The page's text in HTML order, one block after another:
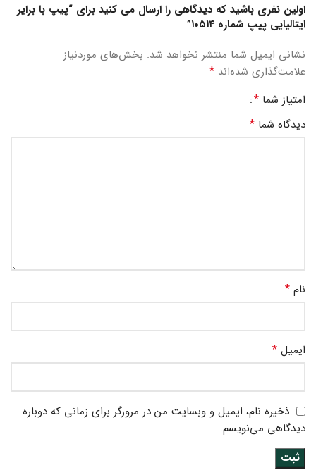
اولین نفری باشید که دیدگاهی را ارسال می کنید برای “پیپ با برایر
ایتالیایی پیپ شماره ۱۰۵۱۴”
نشانی ایمیل شما منتشر نخواهد شد. بخش‌های موردنیاز
علامت‌گذاری شده‌اند *
امتیاز شما *
دیدگاه شما *
نام *
ایمیل *
ذخیره نام، ایمیل و وبسایت من در مرورگر برای زمانی که دوباره
دیدگاهی می‌نویسم.